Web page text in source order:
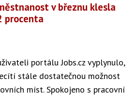
v březnu klesla
procenta
portálu Jobs.cz vyplynulo,
stále dostatečnou možnost
míst. Spokojeno s pracovní